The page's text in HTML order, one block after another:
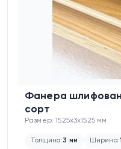
Фанера
сорт
Размер: 1525x3x1525 мм
Толщина:3 мм Ширина: